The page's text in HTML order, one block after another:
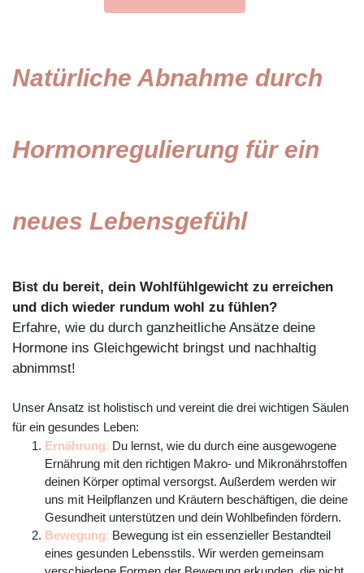
Natürliche Abnahme durch
Hormonregulierung für ein
neues Lebensgefühl
Bist du bereit, dein Wohlfühlgewicht zu erreichen
und dich wieder rundum wohl zu fühlen?
Erfahre, wie du durch ganzheitliche Ansätze deine
Hormone ins Gleichgewicht bringst und nachhaltig
abnimmst!
Unser Ansatz ist holistisch und vereint die drei wichtigen Säulen
für ein gesundes Leben:
Ernährung: Du lernst, wie du durch eine ausgewogene
Ernährung mit den richtigen Makro- und Mikronährstoffen
deinen Körper optimal versorgst. Außerdem werden wir
uns mit Heilpflanzen und Kräutern beschäftigen, die deine
Gesundheit unterstützen und dein Wohlbefinden fördern.
Bewegung: Bewegung ist ein essenzieller Bestandteil
eines gesunden Lebensstils. Wir werden gemeinsam